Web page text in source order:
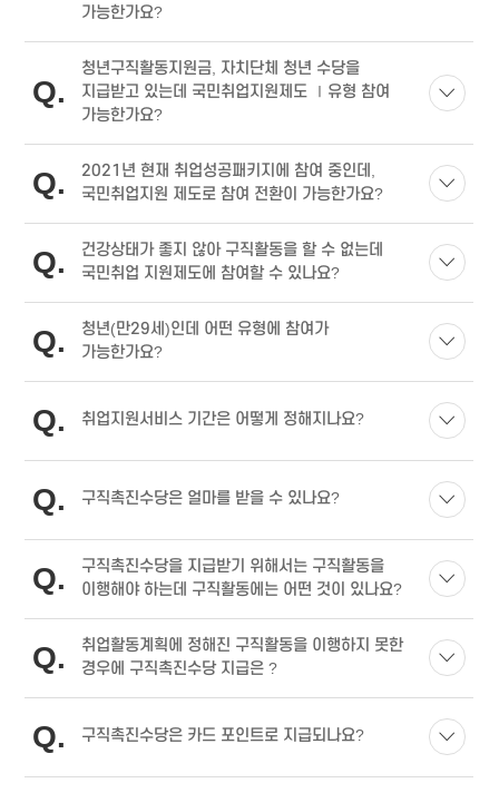
가능한가요?
Q
청년구직활동지원금, 자치단체 청년 수당을
지급받고 있는데 국민취업지원제도 Ⅰ유형 참여
가능한가요?
Q
2021년 현재 취업성공패키지에 참여 중인데,
국민취업지원 제도로 참여 전환이 가능한가요?
Q
건강상태가 좋지 않아 구직활동을 할 수 없는데
국민취업 지원제도에 참여할 수 있나요?
Q
청년(만29세)인데 어떤 유형에 참여가
가능한가요?
Q 취업지원서비스 기간은 어떻게 정해지나요?
Q 구직촉진수당은 얼마를 받을 수 있나요?
Q
구직촉진수당을 지급받기 위해서는 구직활동을
이행해야 하는데 구직활동에는 어떤 것이 있나요?
Q
취업활동계획에 정해진 구직활동을 이행하지 못한
경우에 구직촉진수당 지급은 ?
Q 구직촉진수당은 카드 포인트로 지급되나요?